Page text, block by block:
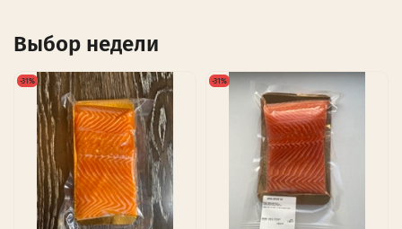
Выбор недели
-31% -31%